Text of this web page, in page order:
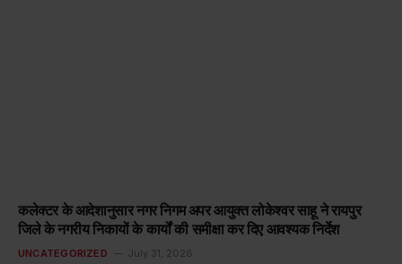
कलेक्टर के आदेशानुसार नगर निगम अपर आयुक्त लोकेश्वर साहू ने रायपुर
जिले के नगरीय निकायों के कार्यों की समीक्षा कर दिए आवश्यक निर्देश
UNCATEGORIZED July 31, 2026